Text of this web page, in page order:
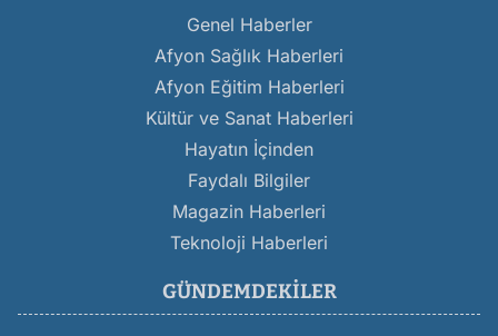
Genel Haberler
Afyon Sağlık Haberleri
Afyon Eğitim Haberleri
Kültür ve Sanat Haberleri
Hayatın İçinden
Faydalı Bilgiler
Magazin Haberleri
Teknoloji Haberleri
GÜNDEMDEKILER